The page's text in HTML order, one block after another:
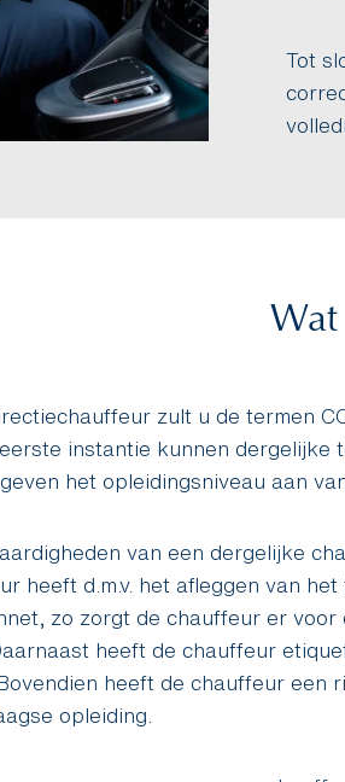
Tot
zult u de termen
instantie kunnen dergelijke
het opleidingsniveau aan
van een dergelijke
heeft d.m.v. het afleggen van
zo zorgt de chauffeur er
heeft de chauffeur
heeft de chauffeur een
opleiding.